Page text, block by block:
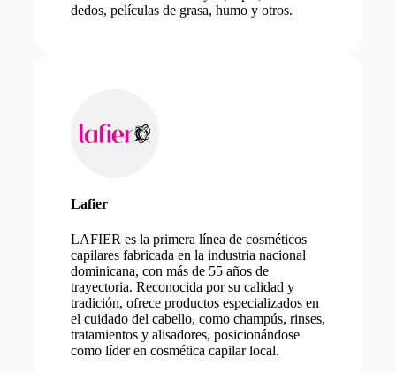
dedos, películas de grasa, humo y otros.
Lafier
LAFIER es la primera línea de cosméticos
capilares fabricada en la industria nacional
dominicana, con más de 55 años de
trayectoria. Reconocida por su calidad y
tradición, ofrece productos especializados en
el cuidado del cabello, como champús, rinses,
tratamientos y alisadores, posicionándose
como líder en cosmética capilar local.